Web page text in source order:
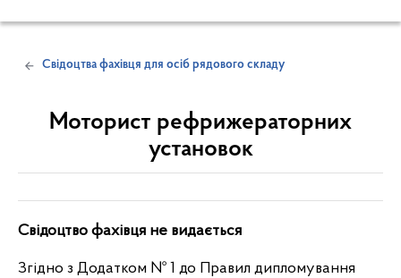
Свідоцтва фахівця для осіб рядового складу
Моторист рефрижераторних
установок
Свідоцтво фахівця не видається
Згідно з Додатком № 1 до Правил дипломування